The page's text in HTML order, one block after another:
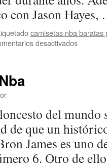
con Jason
camisetas nba baratas
desactivadosen
del mundo
de que un
James es uno
6. Otro de